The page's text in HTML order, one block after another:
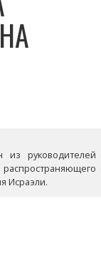
руководителей
Исраэли.